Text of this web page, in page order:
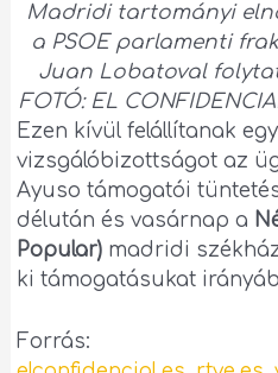
Madridi tartományi
a PSOE parlamenti
Juan Lobatoval
FOTÓ: EL
Ezen kívül felállítanak
vizsgálóbizottságot az
Ayuso támogatói
délután és vasárnap a
Popular) madridi
ki támogatásukat
Forrás: